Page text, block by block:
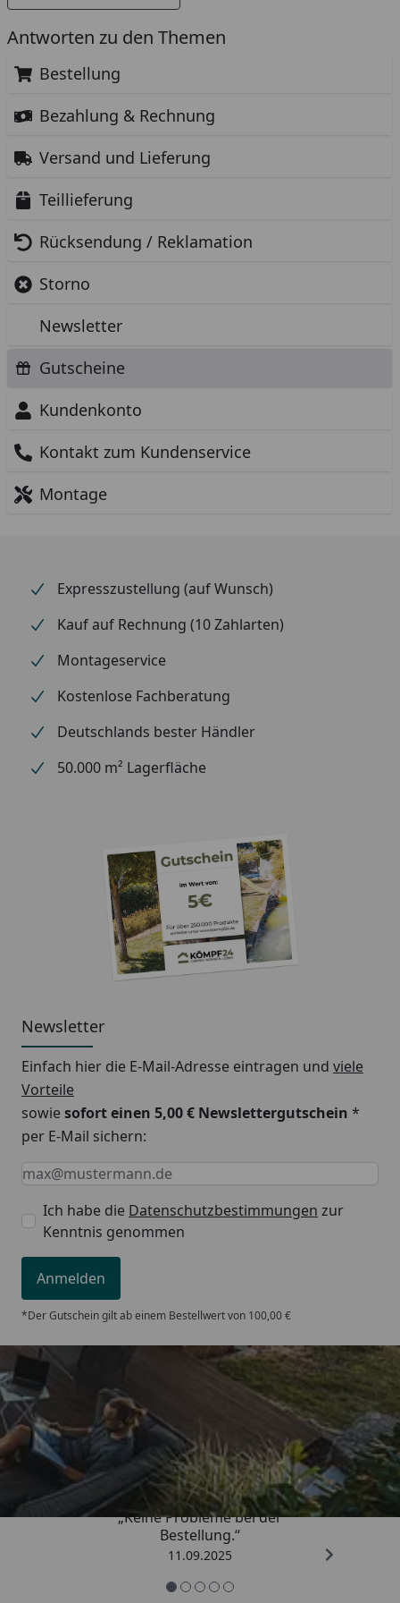
Antworten zu den Themen
Bestellung
Bezahlung & Rechnung
Versand und Lieferung
Teillieferung
Rücksendung / Reklamation
Storno
Newsletter
Gutscheine
Kundenkonto
Kontakt zum Kundenservice
Montage
Expresszustellung (auf Wunsch)
Kauf auf Rechnung (10 Zahlarten)
Montageservice
Kostenlose Fachberatung
Deutschlands bester Händler
50.000 m² Lagerfläche
Newsletter
Einfach hier die E-Mail-Adresse eintragen und viele
Vorteile
sowiesofort einen 5,00 € Newslettergutschein *
per E-Mail sichern:
Keine Eingabe erforderlich
Eingabe erforderlich
E-Mail *
Ich habe die Datenschutzbestimmungen zur
Kenntnis genommen
Anmelden
*Der Gutschein gilt ab einem Bestellwert von 100,00 €
Trusted Shops
5,00/ 5
„Keine Probleme bei der
Bestellung.“
11.09.2025